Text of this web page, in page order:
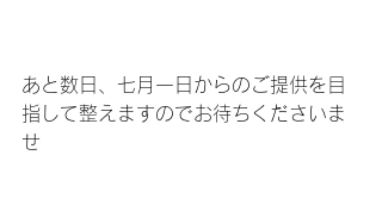
あと数日、七月一日からのご提供を目
指して整えますのでお待ちくださいま
せ